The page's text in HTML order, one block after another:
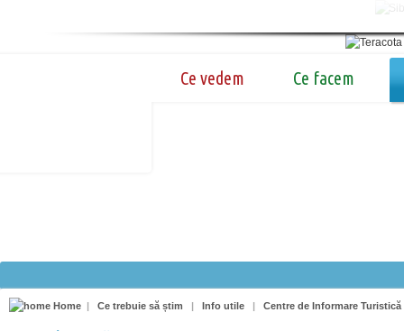
Ce vedem Ce facem
Home | Ce trebuie să știm | Info utile | Centre de Informare Turistică